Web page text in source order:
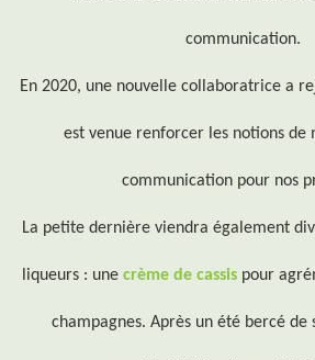
communication.
En 2020, une nouvelle collaboratrice a
est venue renforcer les notions de
communication pour nos
La petite dernière viendra également
liqueurs : une crème de cassis pour
champagnes. Après un été bercé de